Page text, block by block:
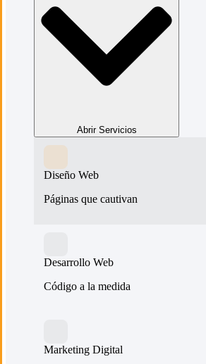
Abrir Servicios
Diseño Web
Páginas que cautivan
Desarrollo Web
Código a la medida
Marketing Digital